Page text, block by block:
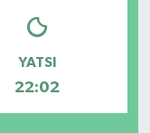
YATSI
22:02